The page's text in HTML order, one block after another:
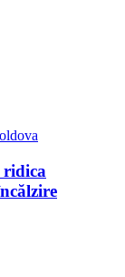
ridica